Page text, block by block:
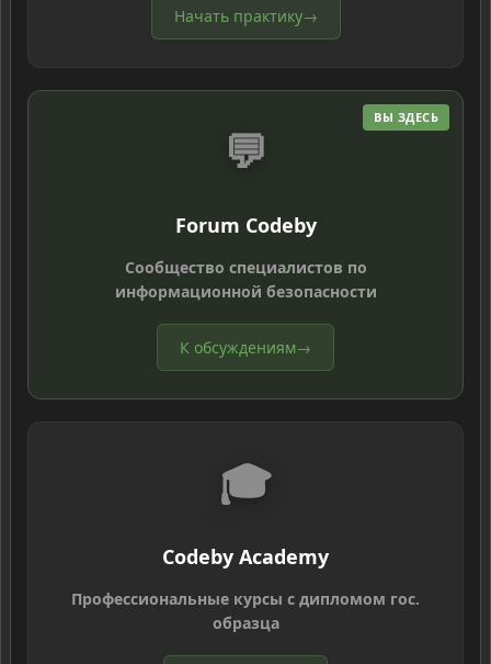
Начать практику→
ВЫ ЗДЕСЬ
💬
Forum Codeby
Сообщество специалистов по
информационной безопасности
К обсуждениям→
🎓
Codeby Academy
Профессиональные курсы с дипломом гос.
образца